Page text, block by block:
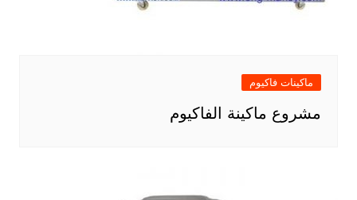
ماكينات فاكيوم
مشروع ماكينة الفاكيوم